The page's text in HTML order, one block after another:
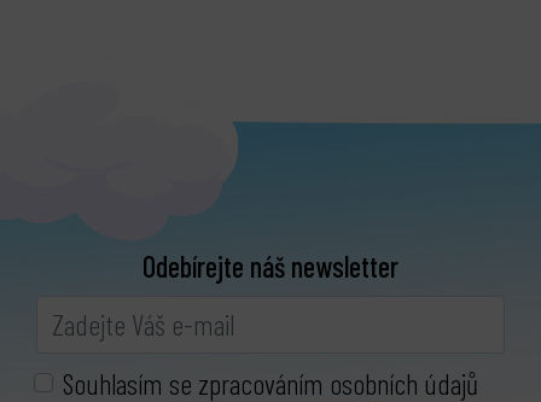
Odebírejte náš newsletter
Souhlasím se zpracováním osobních údajů